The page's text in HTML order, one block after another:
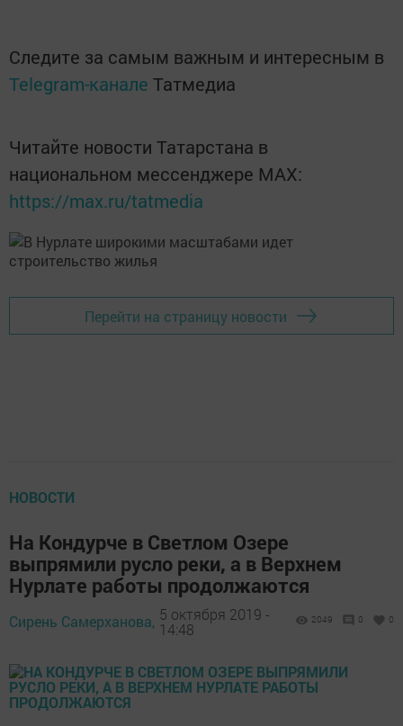
Следите за самым важным и интересным в
Telegram-канале Татмедиа
Читайте новости Татарстана в
национальном мессенджере MАХ:
https://max.ru/tatmedia
Перейти на страницу новости
НОВОСТИ
На Кондурче в Светлом Озере
выпрямили русло реки, а в Верхнем
Нурлате работы продолжаются
Сирень Самерханова, 5 октября 2019 -
14:48
2049 0 0